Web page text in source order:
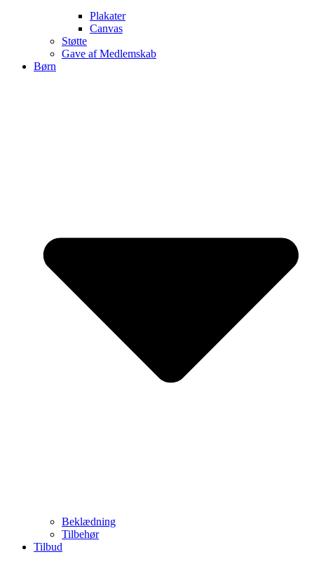
Plakater
Canvas
Støtte
Gave af Medlemskab
Børn
Beklædning
Tilbehør
Tilbud